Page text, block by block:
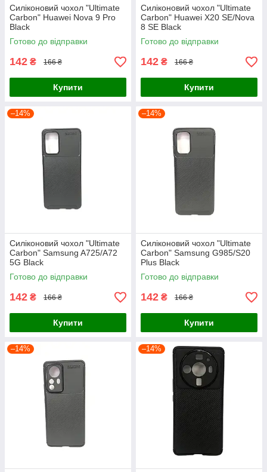
Силіконовий чохол "Ultimate
Carbon" Huawei Nova 9 Pro
Black
Готово до відправки
142 ₴ 166 ₴
Купити
Силіконовий чохол "Ultimate
Carbon" Huawei X20 SE/Nova
8 SE Black
Готово до відправки
142 ₴ 166 ₴
Купити
–14%
Силіконовий чохол "Ultimate
Carbon" Samsung A725/A72
5G Black
Готово до відправки
142 ₴ 166 ₴
Купити
–14%
Силіконовий чохол "Ultimate
Carbon" Samsung G985/S20
Plus Black
Готово до відправки
142 ₴ 166 ₴
Купити
–14% –14%